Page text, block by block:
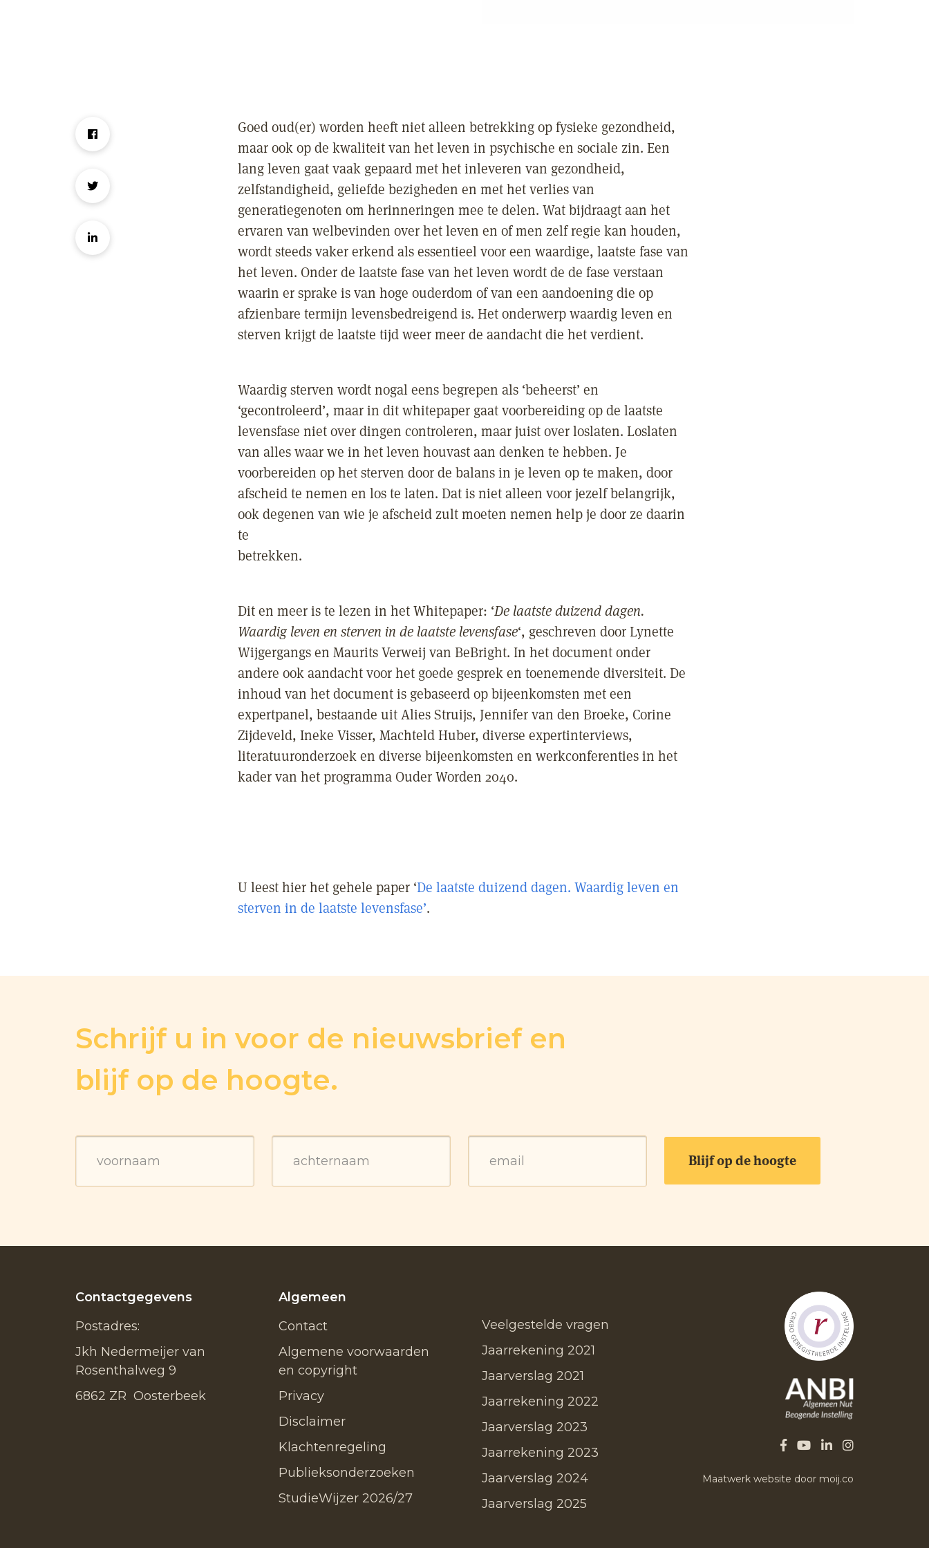
Goed oud(er) worden heeft niet alleen betrekking op fysieke gezondheid,
maar ook op de kwaliteit van het leven in psychische en sociale zin. Een
lang leven gaat vaak gepaard met het inleveren van gezondheid,
zelfstandigheid, geliefde bezigheden en met het verlies van
generatiegenoten om herinneringen mee te delen. Wat bijdraagt aan het
ervaren van welbevinden over het leven en of men zelf regie kan houden,
wordt steeds vaker erkend als essentieel voor een waardige, laatste fase van
het leven. Onder de laatste fase van het leven wordt de de fase verstaan
waarin er sprake is van hoge ouderdom of van een aandoening die op
afzienbare termijn levensbedreigend is. Het onderwerp waardig leven en
sterven krijgt de laatste tijd weer meer de aandacht die het verdient.
Waardig sterven wordt nogal eens begrepen als ‘beheerst’ en
‘gecontroleerd’, maar in dit whitepaper gaat voorbereiding op de laatste
levensfase niet over dingen controleren, maar juist over loslaten. Loslaten
van alles waar we in het leven houvast aan denken te hebben. Je
voorbereiden op het sterven door de balans in je leven op te maken, door
afscheid te nemen en los te laten. Dat is niet alleen voor jezelf belangrijk,
ook degenen van wie je afscheid zult moeten nemen help je door ze daarin
te
betrekken.
Dit en meer is te lezen in het Whitepaper: ‘De laatste duizend dagen.
Waardig leven en sterven in de laatste levensfase‘, geschreven door Lynette
Wijgergangs en Maurits Verweij van BeBright. In het document onder
andere ook aandacht voor het goede gesprek en toenemende diversiteit. De
inhoud van het document is gebaseerd op bijeenkomsten met een
expertpanel, bestaande uit Alies Struijs, Jennifer van den Broeke, Corine
Zijdeveld, Ineke Visser, Machteld Huber, diverse expertinterviews,
literatuuronderzoek en diverse bijeenkomsten en werkconferenties in het
kader van het programma Ouder Worden 2040.
U leest hier het gehele paper ‘De laatste duizend dagen. Waardig leven en
sterven in de laatste levensfase’.
Schrijf u in voor de nieuwsbrief en
blijf op de hoogte.
Contactgegevens
Postadres:
Jkh Nedermeijer van
Rosenthalweg 9
6862 ZR Oosterbeek
Algemeen
Contact
Algemene voorwaarden
en copyright
Privacy
Disclaimer
Klachtenregeling
Publieksonderzoeken
StudieWijzer 2026/27
Veelgestelde vragen
Jaarrekening 2021
Jaarverslag 2021
Jaarrekening 2022
Jaarverslag 2023
Jaarrekening 2023
Jaarverslag 2024
Jaarverslag 2025
Maatwerk website door moij.co